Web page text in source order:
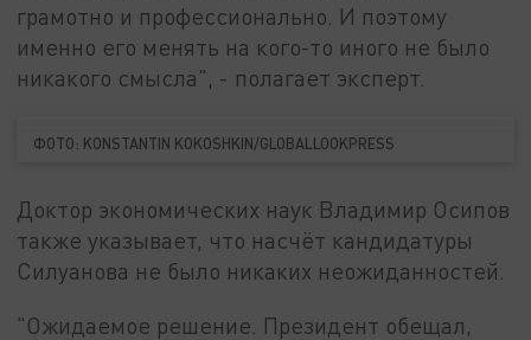
грамотно и профессионально. И поэтому
именно его менять на кого-то иного не было
никакого смысла", - полагает эксперт.
ФОТО: KONSTANTIN KOKOSHKIN/GLOBALLOOKPRESS
Доктор экономических наук Владимир Осипов
также указывает, что насчёт кандидатуры
Силуанова не было никаких неожиданностей.
"Ожидаемое решение. Президент обещал,